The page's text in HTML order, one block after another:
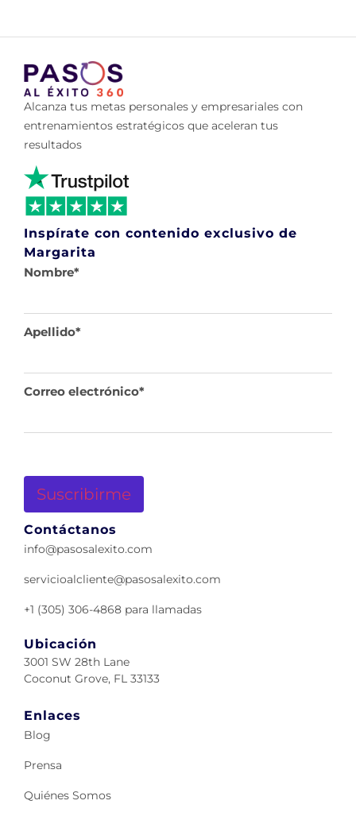
Alcanza tus metas personales y empresariales con
entrenamientos estratégicos que aceleran tus
resultados
Inspírate con contenido exclusivo de
Margarita
Nombre*
Apellido*
Correo electrónico*
Contáctanos
info@pasosalexito.com
servicioalcliente@pasosalexito.com
+1 (305) 306-4868 para llamadas
Ubicación
3001 SW 28th Lane
Coconut Grove, FL 33133
Enlaces
Blog
Prensa
Quiénes Somos